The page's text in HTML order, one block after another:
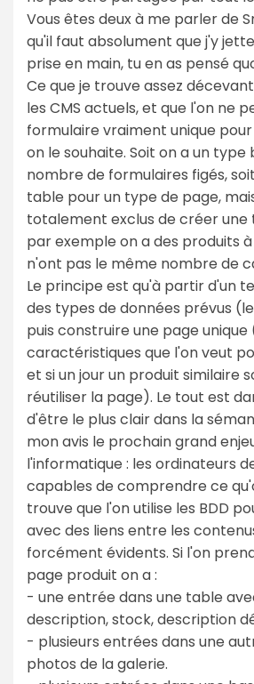
Vous êtes deux à me parler de
qu'il faut absolument que j'y
prise en main, tu en as pensé
Ce que je trouve assez
les CMS actuels, et que l'on ne
formulaire vraiment unique
on le souhaite. Soit on a un type
nombre de formulaires figés,
table pour un type de page,
totalement exclus de créer une
par exemple on a des produits
n'ont pas le même nombre de
Le principe est qu'à partir d'un
des types de données prévus
puis construire une page
caractéristiques que l'on veut
et si un jour un produit similaire
réutiliser la page). Le tout est
d'être le plus clair dans la
mon avis le prochain grand
l'informatique : les ordinateurs
capables de comprendre ce
trouve que l'on utilise les BDD
avec des liens entre les
forcément évidents. Si l'on
page produit on a :
- une entrée dans une table
description, stock, description
- plusieurs entrées dans une
photos de la galerie.